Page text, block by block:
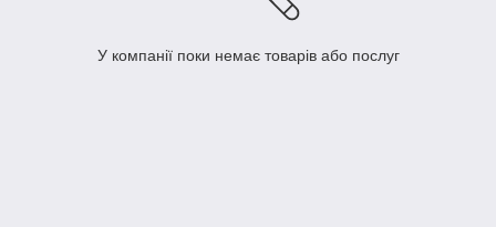
У компанії поки немає товарів або послуг